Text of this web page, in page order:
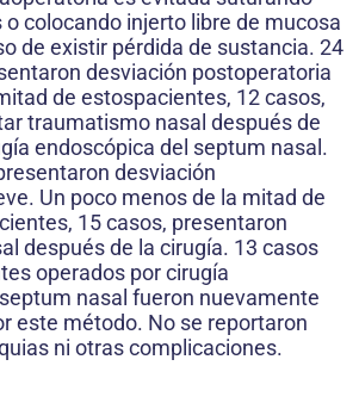
colocando injerto libre de mucosa
de existir pérdida de sustancia. 24
desviación postoperatoria
de estospacientes, 12 casos,
traumatismo nasal después de
endoscópica del septum nasal.
desviación
Un poco menos de la mitad de
15 casos, presentaron
después de la cirugía. 13 casos
operados por cirugía
nasal fueron nuevamente
este método. No se reportaron
ni otras complicaciones.